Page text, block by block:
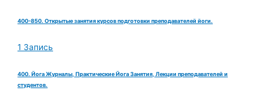
400-850. Открытые занятия курсов подготовки преподавателей йоги.
1 Запись
400. Йога Журналы, Практические Йога Занятия, Лекции преподавателей и
студентов.